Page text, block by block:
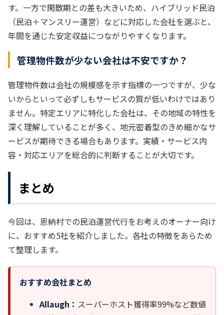
す。一方で閑散期との差も大きいため、ハイブリッド民泊
（民泊＋マンスリー運営）などに対応した会社を選ぶと、
年間を通じた安定収益につながりやすくなります。
管理物件数が少ない会社は不安ですか？
管理物件数は会社の規模感を示す指標の一つですが、少な
いからといって必ずしもサービスの質が低いわけではあり
ません。特定エリアに特化した会社は、その地域の特性を
深く理解していることが多く、地元密着型のきめ細かなサ
ービスが期待できる場合もあります。実績・サービス内
容・対応エリアを総合的に判断することが大切です。
まとめ
今回は、恩納村での民泊運営代行をお考えのオーナー向け
に、おすすめ5社を紹介しました。各社の特徴をあらため
て整理します。
おすすめ会社まとめ
Allaugh： スーパーホスト獲得率99%など数値